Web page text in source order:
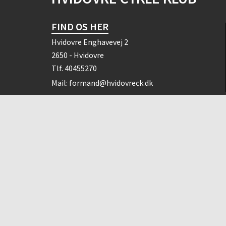
FIND OS HER
Hvidovre Enghavevej 2
2650 - Hvidovre
Tlf. 40455270
Mail: formand@hvidovreck.dk